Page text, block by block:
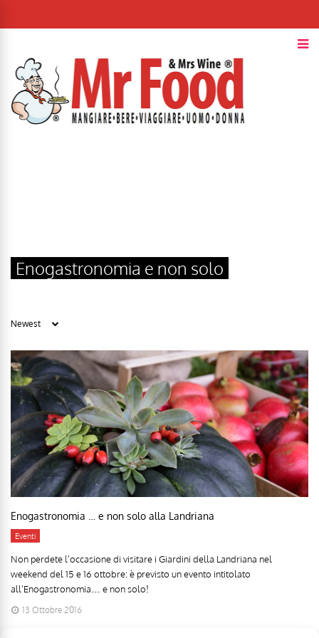
Enogastronomia e non solo
Enogastronomia … e non solo alla Landriana
Eventi
Non perdete l'occasione di visitare i Giardini della Landriana nel
weekend del 15 e 16 ottobre: è previsto un evento intitolato
all'Enogastronomia… e non solo!
13 Ottobre 2016